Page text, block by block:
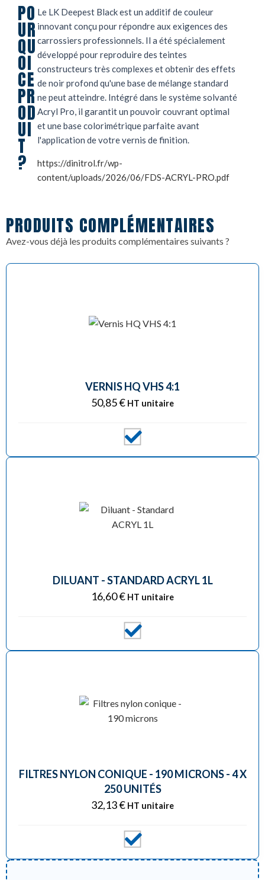
PO
UR
QU
OI
CE
PR
OD
UI
T
?
Le LK Deepest Black est un additif de couleur
innovant conçu pour répondre aux exigences des
carrossiers professionnels. Il a été spécialement
développé pour reproduire des teintes
constructeurs très complexes et obtenir des effets
de noir profond qu'une base de mélange standard
ne peut atteindre. Intégré dans le système solvanté
Acryl Pro, il garantit un pouvoir couvrant optimal
et une base colorimétrique parfaite avant
l'application de votre vernis de finition.
https://dinitrol.fr/wp-
content/uploads/2026/06/FDS-ACRYL-PRO.pdf
PRODUITS COMPLÉMENTAIRES
Avez-vous déjà les produits complémentaires suivants ?
VERNIS HQ VHS 4:1
50,85€ HT unitaire
DILUANT - STANDARD ACRYL 1L
16,60€ HT unitaire
FILTRES NYLON CONIQUE - 190 MICRONS - 4 X
250 UNITÉS
32,13€ HT unitaire